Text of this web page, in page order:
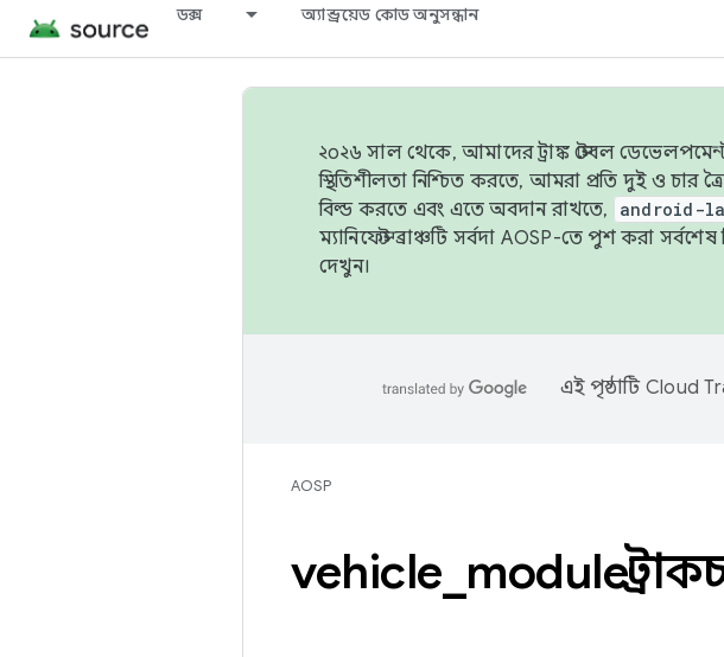
ডক্স অ্যান্ড্রয়েড কোড অনুসন্ধান
২০২৬ সাল থেকে, আমাদের ট্রাঙ্ক স্টেবল
স্থিতিশীলতা নিশ্চিত করতে, আমরা প্রতি দুই ও
বিল্ড করতে এবং এতে অবদান রাখতে,
android-
ম্যানিফেস্ট ব্রাঞ্চটি সর্বদা AOSP-তে পুশ করা
দেখুন।
এই পৃষ্ঠাটি Cloud
AOSP
vehicle module